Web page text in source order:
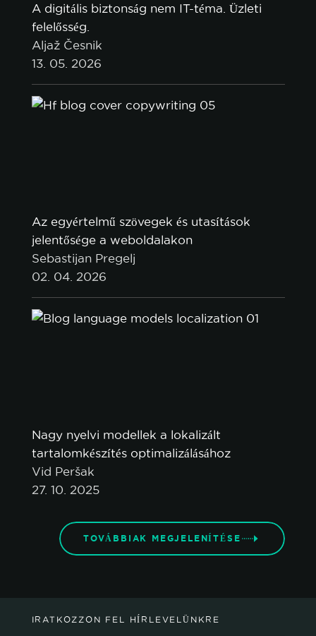
A digitális biztonság nem IT-téma. Üzleti
felelősség.
Aljaž Česnik
13. 05. 2026
Az egyértelmű szövegek és utasítások
jelentősége a weboldalakon
Sebastijan Pregelj
02. 04. 2026
Nagy nyelvi modellek a lokalizált
tartalomkészítés optimalizálásához
Vid Peršak
27. 10. 2025
TOVÁBBIAK MEGJELENÍTÉSE
IRATKOZZON FEL HÍRLEVELÜNKRE